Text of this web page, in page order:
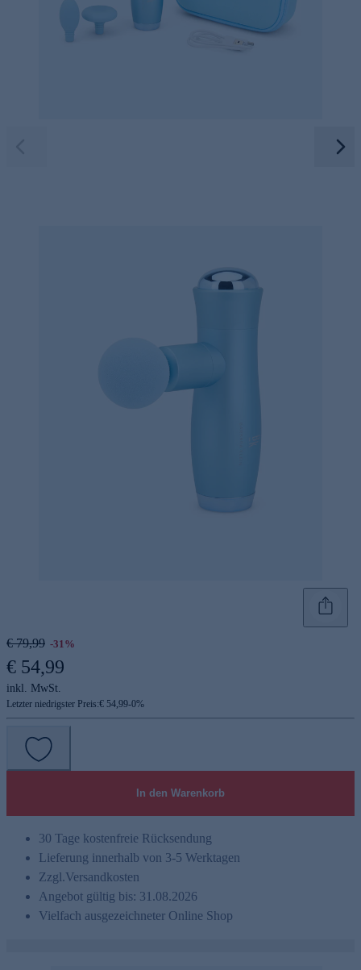
€ 79,99 -31%
€ 54,99
inkl. MwSt.
Letzter niedrigster Preis:€ 54,99-0%
In den Warenkorb
30 Tage kostenfreie Rücksendung
Lieferung innerhalb von 3-5 Werktagen
Zzgl.Versandkosten
Angebot gültig bis: 31.08.2026
Vielfach ausgezeichneter Online Shop